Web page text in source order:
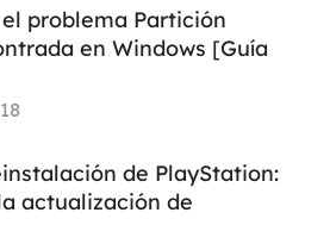
problema Partición
en Windows [Guía
de PlayStation:
actualización de